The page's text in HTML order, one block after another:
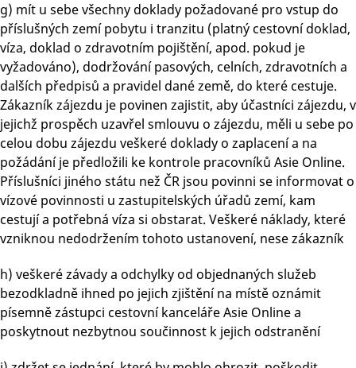
g) mít u sebe všechny doklady požadované pro vstup do
příslušných zemí pobytu i tranzitu (platný cestovní doklad,
víza, doklad o zdravotním pojištění, apod. pokud je
vyžadováno), dodržování pasových, celních, zdravotních a
dalších předpisů a pravidel dané země, do které cestuje.
Zákazník zájezdu je povinen zajistit, aby účastníci zájezdu, v
jejichž prospěch uzavřel smlouvu o zájezdu, měli u sebe po
celou dobu zájezdu veškeré doklady o zaplacení a na
požádání je předložili ke kontrole pracovníků Asie Online.
Příslušníci jiného státu než ČR jsou povinni se informovat o
vízové povinnosti u zastupitelských úřadů zemí, kam
cestují a potřebná víza si obstarat. Veškeré náklady, které
vzniknou nedodržením tohoto ustanovení, nese zákazník
h) veškeré závady a odchylky od objednaných služeb
bezodkladně ihned po jejich zjištění na místě oznámit
písemně zástupci cestovní kanceláře Asie Online a
poskytnout nezbytnou součinnost k jejich odstranění